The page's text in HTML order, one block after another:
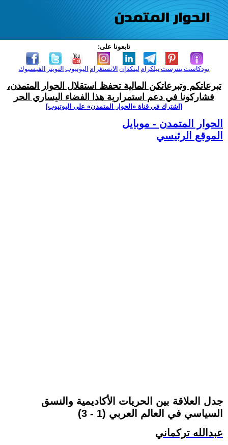
تابعونا على:
الفيسبوك التويتر اليوتيوب الانستغرام لينكدإن تيلكرامبنترست بودكاست
تبرعاتكم وتبرعاتكن المالية تحفظ استقلال الحوار المتمدن،
فشاركونا في دعم استمرارية هذا الفضاء اليساري الحر
[اشترك في قناة ‫«الحوار المتمدن» على اليوتيوب]
الحوار المتمدن - موبايل
الموقع الرئيسي
جدل العلاقة بين الحريات الأكاديمية والنسق
السياسي في العالم العربي (1 - 3)
عبدالله تركماني